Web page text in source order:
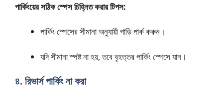
পার্কিংয়ের সঠিক স্পেস চিহ্নিত করার টিপস:
পার্কিং স্পেসের সীমানা অনুযায়ী গাড়ি পার্ক করুন।
যদি সীমানা স্পষ্ট না হয়, তবে বৃহত্তর পার্কিং স্পেসে যান।
৪. রিভার্স পার্কিং না করা